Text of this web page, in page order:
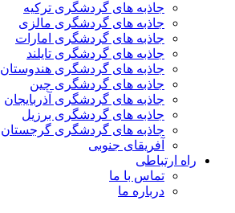
جاذبه های گردشگری ترکیه
جاذبه های گردشگری مالزی
جاذبه های گردشگری امارات
جاذبه های گردشگری تایلند
جاذبه های گردشگری هندوستان
جاذبه های گردشگری چین
جاذبه های گردشگری آذربایجان
جاذبه های گردشگری برزیل
جاذبه های گردشگری گرجستان
آفریقای جنوبی
راه ارتباطی
تماس با ما
درباره ما